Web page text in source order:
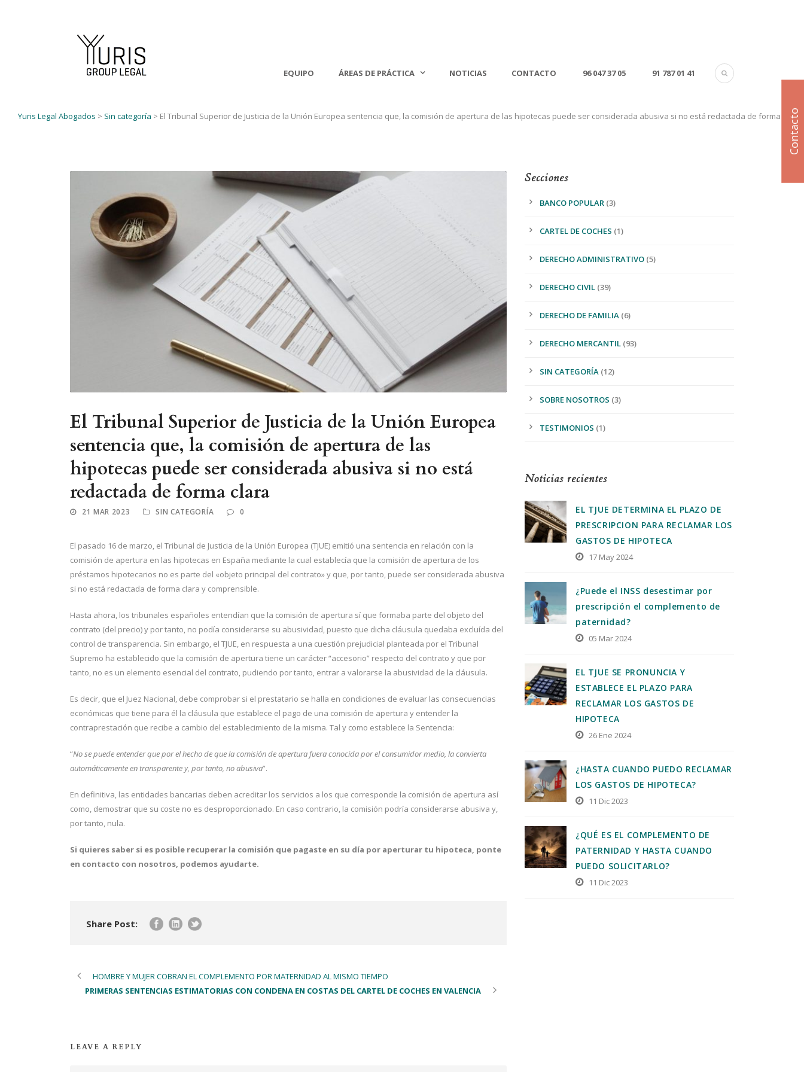
EQUIPO ÁREAS DE PRÁCTICA NOTICIAS CONTACTO 96 047 37 05 91 787 01 41
Yuris Legal Abogados > Sin categoría > El Tribunal Superior de Justicia de la Unión Europea sentencia que, la comisión de apertura de las hipotecas puede ser considerada abusiva si no está redactada de forma clara
El Tribunal Superior de Justicia de la Unión Europea
sentencia que, la comisión de apertura de las
hipotecas puede ser considerada abusiva si no está
redactada de forma clara
21 MAR 2023 SIN CATEGORÍA 0
El pasado 16 de marzo, el Tribunal de Justicia de la Unión Europea (TJUE) emitió una sentencia en relación con la
comisión de apertura en las hipotecas en España mediante la cual establecía que la comisión de apertura de los
préstamos hipotecarios no es parte del «objeto principal del contrato» y que, por tanto, puede ser considerada abusiva
si no está redactada de forma clara y comprensible.
Hasta ahora, los tribunales españoles entendían que la comisión de apertura sí que formaba parte del objeto del
contrato (del precio) y por tanto, no podía considerarse su abusividad, puesto que dicha cláusula quedaba excluída del
control de transparencia. Sin embargo, el TJUE, en respuesta a una cuestión prejudicial planteada por el Tribunal
Supremo ha establecido que la comisión de apertura tiene un carácter “accesorio” respecto del contrato y que por
tanto, no es un elemento esencial del contrato, pudiendo por tanto, entrar a valorarse la abusividad de la cláusula.
Es decir, que el Juez Nacional, debe comprobar si el prestatario se halla en condiciones de evaluar las consecuencias
económicas que tiene para él la cláusula que establece el pago de una comisión de apertura y entender la
contraprestación que recibe a cambio del establecimiento de la misma. Tal y como establece la Sentencia:
“No se puede entender que por el hecho de que la comisión de apertura fuera conocida por el consumidor medio, la convierta
automáticamente en transparente y, por tanto, no abusiva”.
En definitiva, las entidades bancarias deben acreditar los servicios a los que corresponde la comisión de apertura así
como, demostrar que su coste no es desproporcionado. En caso contrario, la comisión podría considerarse abusiva y,
por tanto, nula.
Si quieres saber si es posible recuperar la comisión que pagaste en su día por aperturar tu hipoteca, ponte
en contacto con nosotros, podemos ayudarte.
Share Post:
HOMBRE Y MUJER COBRAN EL COMPLEMENTO POR MATERNIDAD AL MISMO TIEMPO
PRIMERAS SENTENCIAS ESTIMATORIAS CON CONDENA EN COSTAS DEL CARTEL DE COCHES EN VALENCIA
LEAVE A REPLY
Secciones
BANCO POPULAR (3)
CARTEL DE COCHES (1)
DERECHO ADMINISTRATIVO (5)
DERECHO CIVIL (39)
DERECHO DE FAMILIA (6)
DERECHO MERCANTIL (93)
SIN CATEGORÍA (12)
SOBRE NOSOTROS (3)
TESTIMONIOS (1)
Noticias recientes
EL TJUE DETERMINA EL PLAZO DE
PRESCRIPCION PARA RECLAMAR LOS
GASTOS DE HIPOTECA
17 May 2024
¿Puede el INSS desestimar por
prescripción el complemento de
paternidad?
05 Mar 2024
EL TJUE SE PRONUNCIA Y
ESTABLECE EL PLAZO PARA
RECLAMAR LOS GASTOS DE
HIPOTECA
26 Ene 2024
¿HASTA CUANDO PUEDO RECLAMAR
LOS GASTOS DE HIPOTECA?
11 Dic 2023
¿QUÉ ES EL COMPLEMENTO DE
PATERNIDAD Y HASTA CUANDO
PUEDO SOLICITARLO?
11 Dic 2023
Contacto